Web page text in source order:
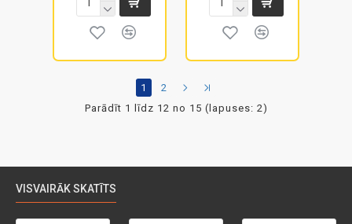
1
2
Parādīt 1 līdz 12 no 15 (lapuses: 2)
VISVAIRĀK SKATĪTS